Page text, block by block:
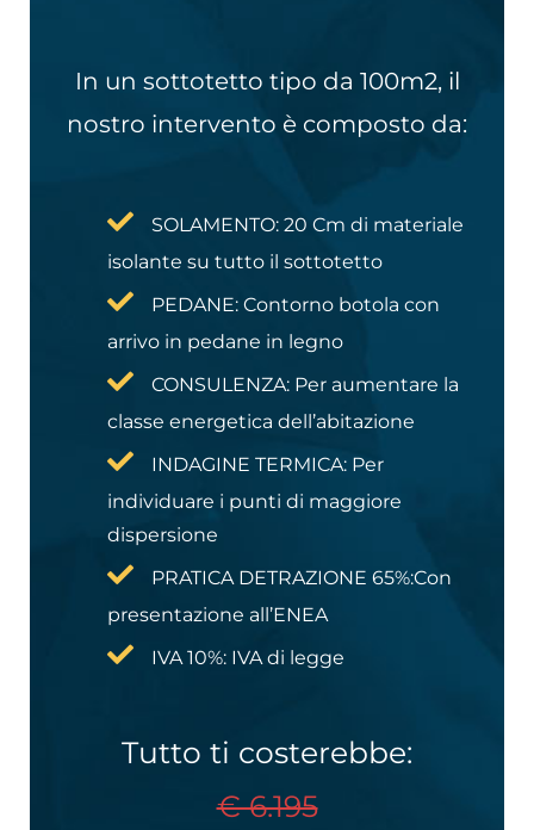
In un sottotetto tipo da 100m2, il
nostro intervento è composto da:
SOLAMENTO: 20 Cm di materiale
isolante su tutto il sottotetto
PEDANE: Contorno botola con
arrivo in pedane in legno
CONSULENZA: Per aumentare la
classe energetica dell’abitazione
INDAGINE TERMICA: Per
individuare i punti di maggiore
dispersione
PRATICA DETRAZIONE 65%:​Con
presentazione all’ENEA
IVA 10%: IVA di legge
Tutto ti costerebbe:
€ 6.195